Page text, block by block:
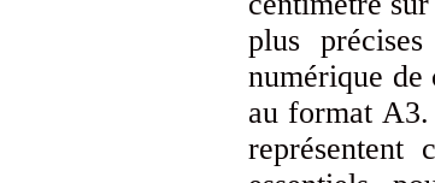
plus
numérique de
au format A3.
représentent